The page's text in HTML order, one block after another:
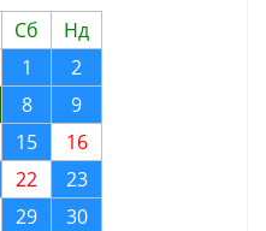
Сб
Нд
1
2
8
9
15
16
22
23
29
30